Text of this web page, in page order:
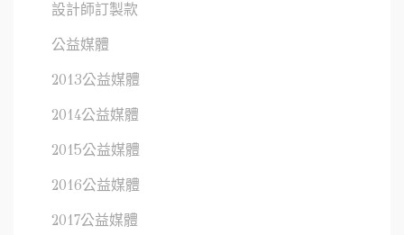
設計師訂製款
公益媒體
2013公益媒體
2014公益媒體
2015公益媒體
2016公益媒體
2017公益媒體